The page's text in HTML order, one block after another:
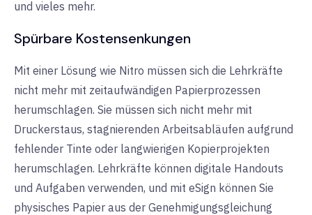
und vieles mehr.
Spürbare Kostensenkungen
Mit einer Lösung wie Nitro müssen sich die Lehrkräfte
nicht mehr mit zeitaufwändigen Papierprozessen
herumschlagen. Sie müssen sich nicht mehr mit
Druckerstaus, stagnierenden Arbeitsabläufen aufgrund
fehlender Tinte oder langwierigen Kopierprojekten
herumschlagen. Lehrkräfte können digitale Handouts
und Aufgaben verwenden, und mit eSign können Sie
physisches Papier aus der Genehmigungsgleichung